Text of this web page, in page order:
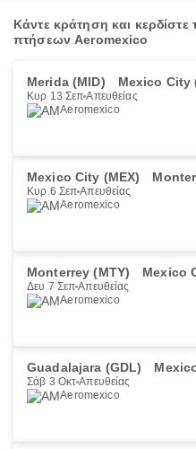
Κάντε κράτηση και κερδίστε
πτήσεων Aeromexico
Merida (MID) Mexico City
Κυρ 13 Σεπ Απευθείας
Aeromexico
Mexico City (MEX)
Κυρ 6 Σεπ Απευθείας
Aeromexico
Monterrey (MTY) Mexico
Δευ 7 Σεπ Απευθείας
Aeromexico
Guadalajara (GDL)
Σάβ 3 Οκτ Απευθείας
Aeromexico